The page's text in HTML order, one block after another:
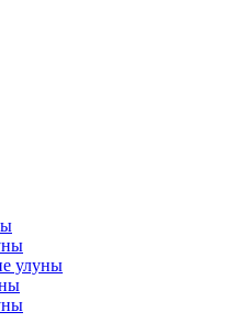
улуны